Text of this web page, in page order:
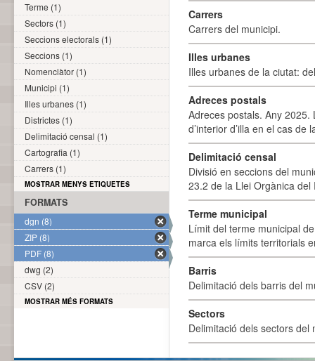
Carrers
Carrers del municipi.
Illes urbanes
Illes urbanes de la ciutat:
Adreces postals
Adreces postals. Any 2025.
d’interior d’illa en el cas
Delimitació censal
Divisió en seccions del
23.2 de la Llei Orgànica
Terme municipal
Límit del terme municipal
marca els límits territorials
Barris
Delimitació dels barris del
Sectors
Delimitació dels sectors del
Terme (1)
Sectors (1)
Seccions electorals (1)
Seccions (1)
Nomenclàtor (1)
Municipi (1)
Illes urbanes (1)
Districtes (1)
Delimitació censal (1)
Cartografia (1)
Carrers (1)
MOSTRAR MENYS ETIQUETES
FORMATS
dgn (8)
ZIP (8)
PDF (8)
dwg (2)
CSV (2)
MOSTRAR MÉS FORMATS